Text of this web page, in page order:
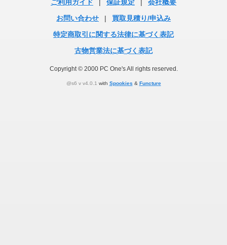
ご利用ガイド
| 保証規定 |
会社概要
お問い合わせ
|
買取見積り/申込み
特定商取引に関する法律に基づく表記
古物営業法に基づく表記
Copyright © 2000 PC One's All rights reserved.
@s6 v v4.0.1 with Spookies & Functure